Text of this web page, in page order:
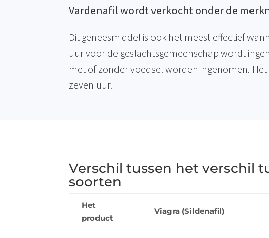
Vardenafil wordt verkocht onder de
Dit geneesmiddel is ook het meest effectief
uur voor de geslachtsgemeenschap wordt
met of zonder voedsel worden ingenomen. Het
zeven uur.
Verschil tussen het verschil
soorten
Het
product
Viagra (Sildenafil)